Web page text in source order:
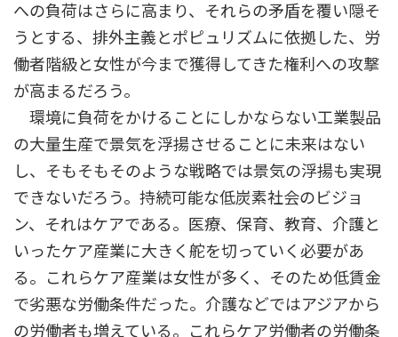
への負荷はさらに高まり、それらの矛盾を覆い隠そ
うとする、排外主義とポピュリズムに依拠した、労
働者階級と女性が今まで獲得してきた権利への攻撃
が高まるだろう。
環境に負荷をかけることにしかならない工業製品
の大量生産で景気を浮揚させることに未来はない
し、そもそもそのような戦略では景気の浮揚も実現
できないだろう。持続可能な低炭素社会のビジョ
ン、それはケアである。医療、保育、教育、介護と
いったケア産業に大きく舵を切っていく必要があ
る。これらケア産業は女性が多く、そのため低賃金
で劣悪な労働条件だった。介護などではアジアから
の労働者も増えている。これらケア労働者の労働条